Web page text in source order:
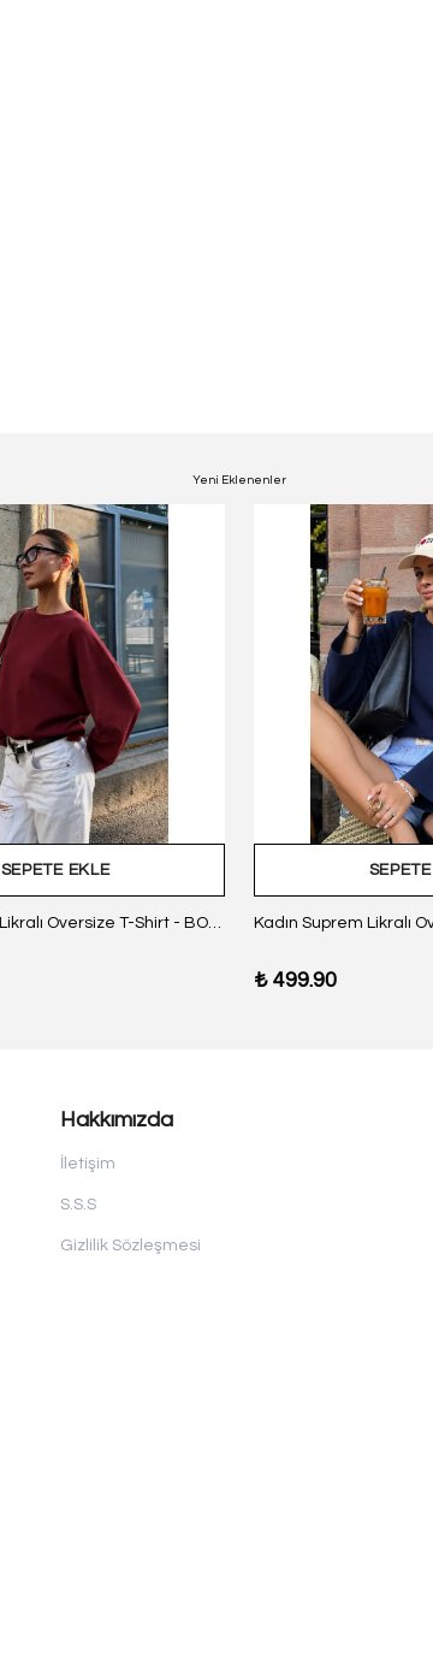
Yeni Eklenenler
SEPETE EKLE
Kadın Suprem Likralı Oversize T-Shirt - BORDO
₺ 499.90
Hakkımızda
İletişim
S.S.S
Gizlilik Sözleşmesi